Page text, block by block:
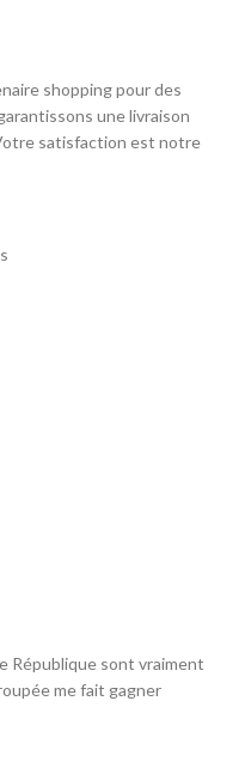
shopping pour des
une livraison
satisfaction est notre
République sont vraiment
me fait gagner